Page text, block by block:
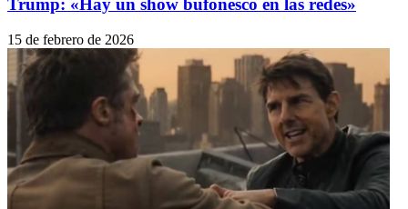
Trump: «Hay un show bufonesco en las redes»
15 de febrero de 2026